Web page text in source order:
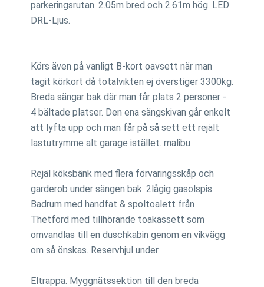
parkeringsrutan. 2.05m bred och 2.61m hög. LED
DRL-Ljus.
Körs även på vanligt B-kort oavsett när man
tagit körkort då totalvikten ej överstiger 3300kg.
Breda sängar bak där man får plats 2 personer -
4 bältade platser. Den ena sängskivan går enkelt
att lyfta upp och man får på så sett ett rejält
lastutrymme alt garage istället. malibu
Rejäl köksbänk med flera förvaringsskåp och
garderob under sängen bak. 2lågig gasolspis.
Badrum med handfat & spoltoalett från
Thetford med tillhörande toakassett som
omvandlas till en duschkabin genom en vikvägg
om så önskas. Reservhjul under.
Eltrappa. Myggnätssektion till den breda